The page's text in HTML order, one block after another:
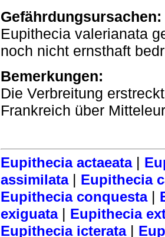
Gefährdungsursachen:
Eupithecia valerianata
noch nicht ernsthaft
Bemerkungen:
Die Verbreitung
Frankreich über
Eupithecia actaeata|
assimilata| Eupithecia
Eupithecia conquesta|
exiguata| Eupithecia
Eupithecia icterata|